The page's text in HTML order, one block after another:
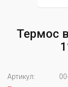
Термос
Артикул: